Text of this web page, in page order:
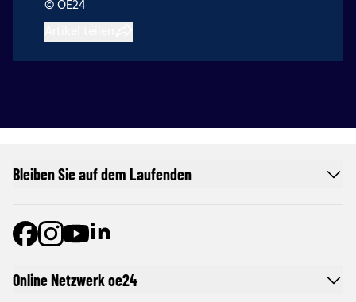
© OE24
Online Netzwerk oe24
Bleiben Sie auf dem Laufenden